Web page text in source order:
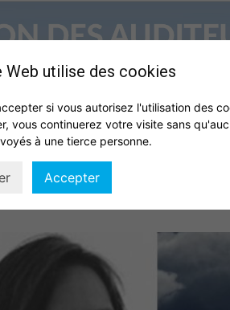
QUI SOMMES NOUS ?
Web utilise des cookies
si vous autorisez l'utilisation des
vous continuerez votre visite sans
à une tierce personne.
Accepter